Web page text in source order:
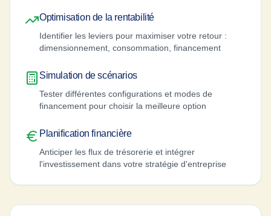
Optimisation de la rentabilité
Identifier les leviers pour maximiser votre retour :
dimensionnement, consommation, financement
Simulation de scénarios
Tester différentes configurations et modes de
financement pour choisir la meilleure option
Planification financière
Anticiper les flux de trésorerie et intégrer
l'investissement dans votre stratégie d'entreprise